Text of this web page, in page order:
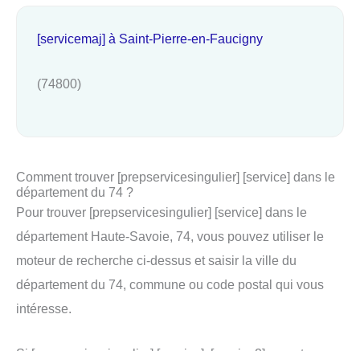
[servicemaj] à Saint-Pierre-en-Faucigny
(74800)
Comment trouver [prepservicesingulier] [service] dans le
département du 74 ?
Pour trouver [prepservicesingulier] [service] dans le
département Haute-Savoie, 74, vous pouvez utiliser le
moteur de recherche ci-dessus et saisir la ville du
département du 74, commune ou code postal qui vous
intéresse.